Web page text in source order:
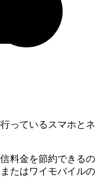
っているスマホとネ
料金を節約できるの
たはワイモバイルの